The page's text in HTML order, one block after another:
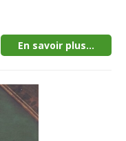
En savoir plus...